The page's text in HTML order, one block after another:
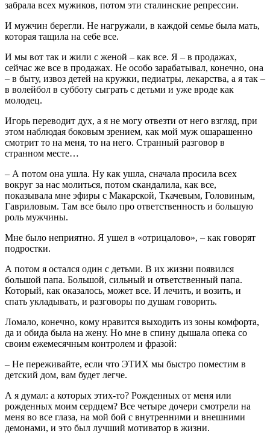
забрала всех мужиков, потом эти сталинские репрессии.
И мужчин берегли. Не нагружали, в каждой семье была мать,
которая тащила на себе все.
И мы вот так и жили с женой – как все. Я – в продажах,
сейчас же все в продажах. Не особо зарабатывал, конечно, она
– в быту, извоз детей на кружки, педиатры, лекарства, а я так –
в волейбол в субботу сыграть с детьми и уже вроде как
молодец.
Игорь переводит дух, а я не могу отвезти от него взгляд, при
этом наблюдая боковым зрением, как мой муж ошарашенно
смотрит то на меня, то на него. Странный разговор в
странном месте…
– А потом она ушла. Ну как ушла, сначала просила всех
вокруг за нас молиться, потом скандалила, как все,
показывала мне эфиры с Макарской, Ткачевым, Головиным,
Гавриловым. Там все было про ответственность и большую
роль мужчины.
Мне было неприятно. Я ушел в «отрицалово», – как говорят
подростки.
А потом я остался один с детьми. В их жизни появился
большой папа. Большой, сильный и ответственный папа.
Который, как оказалось, может все. И лечить, и возить, и
спать укладывать, и разговоры по душам говорить.
Ломало, конечно, кому нравится выходить из зоны комфорта,
да и обида была на жену. Но мне в спину дышала опека со
своим ежемесячным контролем и фразой:
– Не переживайте, если что ЭТИХ мы быстро поместим в
детский дом, вам будет легче.
А я думал: а которых этих-то? Рожденных от меня или
рожденных моим сердцем? Все четыре дочери смотрели на
меня во все глаза, на мой бой с внутренними и внешними
демонами, и это был лучший мотиватор в жизни.